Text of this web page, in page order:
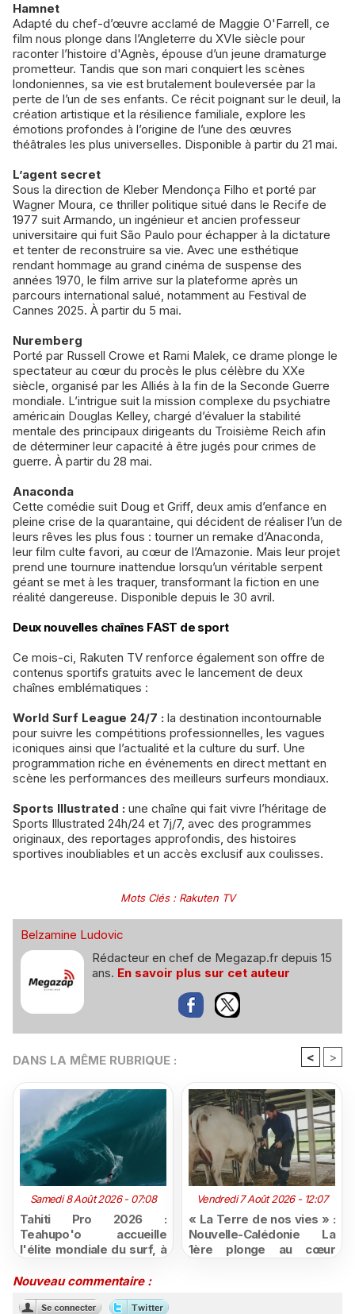
Hamnet
Adapté du chef-d’œuvre acclamé de Maggie O'Farrell, ce
film nous plonge dans l’Angleterre du XVIe siècle pour
raconter l’histoire d'Agnès, épouse d’un jeune dramaturge
prometteur. Tandis que son mari conquiert les scènes
londoniennes, sa vie est brutalement bouleversée par la
perte de l’un de ses enfants. Ce récit poignant sur le deuil, la
création artistique et la résilience familiale, explore les
émotions profondes à l’origine de l’une des œuvres
théâtrales les plus universelles. Disponible à partir du 21 mai.
L’agent secret
Sous la direction de Kleber Mendonça Filho et porté par
Wagner Moura, ce thriller politique situé dans le Recife de
1977 suit Armando, un ingénieur et ancien professeur
universitaire qui fuit São Paulo pour échapper à la dictature
et tenter de reconstruire sa vie. Avec une esthétique
rendant hommage au grand cinéma de suspense des
années 1970, le film arrive sur la plateforme après un
parcours international salué, notamment au Festival de
Cannes 2025. À partir du 5 mai.
Nuremberg
Porté par Russell Crowe et Rami Malek, ce drame plonge le
spectateur au cœur du procès le plus célèbre du XXe
siècle, organisé par les Alliés à la fin de la Seconde Guerre
mondiale. L’intrigue suit la mission complexe du psychiatre
américain Douglas Kelley, chargé d’évaluer la stabilité
mentale des principaux dirigeants du Troisième Reich afin
de déterminer leur capacité à être jugés pour crimes de
guerre. À partir du 28 mai.
Anaconda
Cette comédie suit Doug et Griff, deux amis d’enfance en
pleine crise de la quarantaine, qui décident de réaliser l’un de
leurs rêves les plus fous : tourner un remake d’Anaconda,
leur film culte favori, au cœur de l’Amazonie. Mais leur projet
prend une tournure inattendue lorsqu’un véritable serpent
géant se met à les traquer, transformant la fiction en une
réalité dangereuse. Disponible depuis le 30 avril.
Deux nouvelles chaînes FAST de sport
Ce mois-ci, Rakuten TV renforce également son offre de
contenus sportifs gratuits avec le lancement de deux
chaînes emblématiques :
World Surf League 24/7 : la destination incontournable
pour suivre les compétitions professionnelles, les vagues
iconiques ainsi que l’actualité et la culture du surf. Une
programmation riche en événements en direct mettant en
scène les performances des meilleurs surfeurs mondiaux.
Sports Illustrated : une chaîne qui fait vivre l’héritage de
Sports Illustrated 24h/24 et 7j/7, avec des programmes
originaux, des reportages approfondis, des histoires
sportives inoubliables et un accès exclusif aux coulisses.
Mots Clés: Rakuten TV
Belzamine Ludovic
Rédacteur en chef de Megazap.fr depuis 15
ans. En savoir plus sur cet auteur
DANS LA MÊME RUBRIQUE : < >
Samedi 8 Août 2026 - 07:08
Tahiti Pro 2026 :
Teahupo'o accueille
l'élite mondiale du surf, à
Polynésie la 1ère
Vendredi 7 Août 2026 - 12:07
« La Terre de nos vies » :
Nouvelle-Calédonie La
1ère plonge au cœur
Nouveau commentaire :